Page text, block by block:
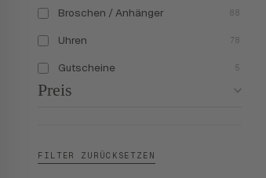
Broschen / Anhänger 88
Uhren 78
Gutscheine 5
Preis
FILTER ZURÜCKSETZEN